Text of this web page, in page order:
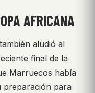
AFRICANA
aludió al
final de la
Marruecos había
preparación para